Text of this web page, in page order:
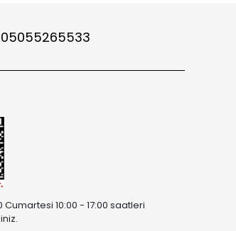
Cumartesi 10:00 - 17:00 saatleri